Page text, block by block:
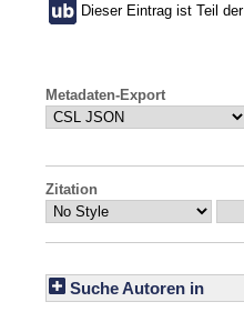
Dieser Eintrag ist Teil
Metadaten-Export
Zitation
Suche Autoren in